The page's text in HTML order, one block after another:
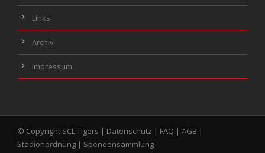
Links
Archiv
Impressum
© Copyright SCL Tigers | Datenschutz | FAQ | AGB |
Stadionordnung | Spendensammlung